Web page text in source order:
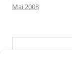
Mai 2008